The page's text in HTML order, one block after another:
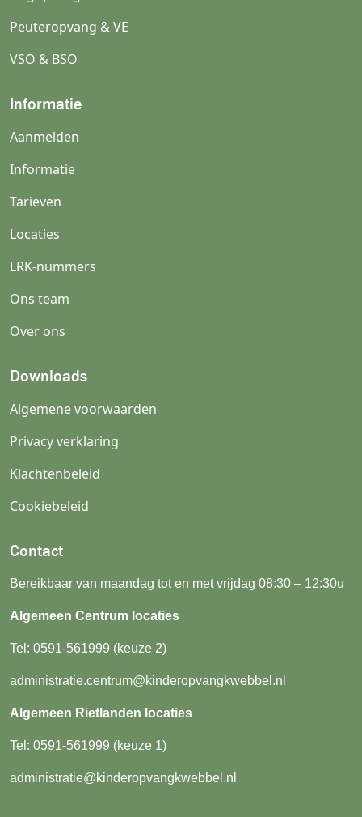
Peuteropvang & VE
VSO & BSO
Informatie
Aanmelden
Informatie
Tarieven
Locaties
LRK-nummers
Ons team
Over ons
Downloads
Algemene voorwaarden
Privacy verklaring
Klachtenbeleid
Cookiebeleid
Contact
Bereikbaar van maandag tot en met vrijdag 08:30 – 12:30u
Algemeen Centrum locaties
Tel: 0591-561999 (keuze 2)
administratie.centrum@kinderopvangkwebbel.nl
Algemeen Rietlanden locaties
Tel: 0591-561999 (keuze 1)
administratie@kinderopvangkwebbel.nl